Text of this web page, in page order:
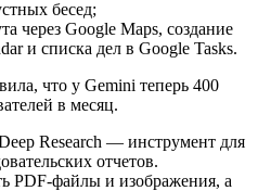
бесед;
через Google Maps, создание
и списка дел в Google Tasks.
что у Gemini теперь 400
в месяц.
Research — инструмент для
отчетов.
PDF-файлы и изображения, а